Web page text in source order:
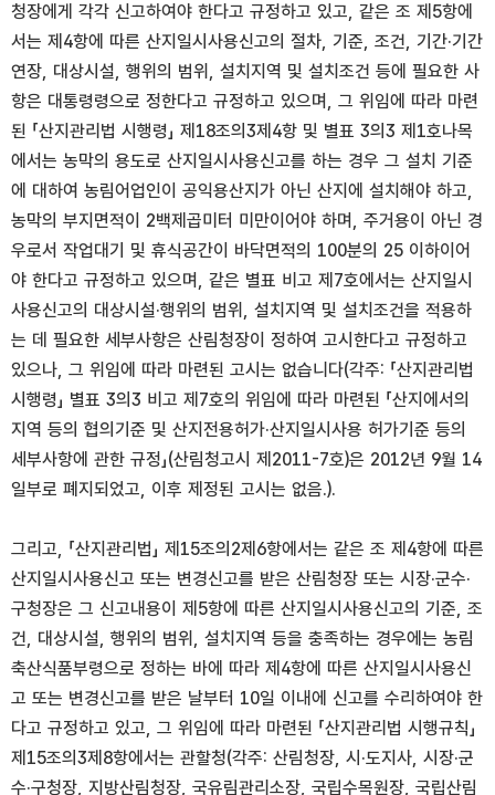
청장에게 각각 신고하여야 한다고 규정하고 있고, 같은 조 제5항에
서는 제4항에 따른 산지일시사용신고의 절차, 기준, 조건, 기간·기간
연장, 대상시설, 행위의 범위, 설치지역 및 설치조건 등에 필요한 사
항은 대통령령으로 정한다고 규정하고 있으며, 그 위임에 따라 마련
된 「산지관리법 시행령」 제18조의3제4항 및 별표 3의3 제1호나목
에서는 농막의 용도로 산지일시사용신고를 하는 경우 그 설치 기준
에 대하여 농림어업인이 공익용산지가 아닌 산지에 설치해야 하고,
농막의 부지면적이 2백제곱미터 미만이어야 하며, 주거용이 아닌 경
우로서 작업대기 및 휴식공간이 바닥면적의 100분의 25 이하이어
야 한다고 규정하고 있으며, 같은 별표 비고 제7호에서는 산지일시
사용신고의 대상시설·행위의 범위, 설치지역 및 설치조건을 적용하
는 데 필요한 세부사항은 산림청장이 정하여 고시한다고 규정하고
있으나, 그 위임에 따라 마련된 고시는 없습니다(각주: 「산지관리법
시행령」 별표 3의3 비고 제7호의 위임에 따라 마련된 「산지에서의
지역 등의 협의기준 및 산지전용허가·산지일시사용 허가기준 등의
세부사항에 관한 규정」(산림청고시 제2011-7호)은 2012년 9월 14
일부로 폐지되었고, 이후 제정된 고시는 없음.).
그리고, 「산지관리법」 제15조의2제6항에서는 같은 조 제4항에 따른
산지일시사용신고 또는 변경신고를 받은 산림청장 또는 시장·군수·
구청장은 그 신고내용이 제5항에 따른 산지일시사용신고의 기준, 조
건, 대상시설, 행위의 범위, 설치지역 등을 충족하는 경우에는 농림
축산식품부령으로 정하는 바에 따라 제4항에 따른 산지일시사용신
고 또는 변경신고를 받은 날부터 10일 이내에 신고를 수리하여야 한
다고 규정하고 있고, 그 위임에 따라 마련된 「산지관리법 시행규칙」
제15조의3제8항에서는 관할청(각주: 산림청장, 시·도지사, 시장·군
수·구청장, 지방산림청장, 국유림관리소장, 국립수목원장, 국립산림